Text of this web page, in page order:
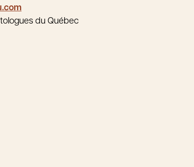
du Québec